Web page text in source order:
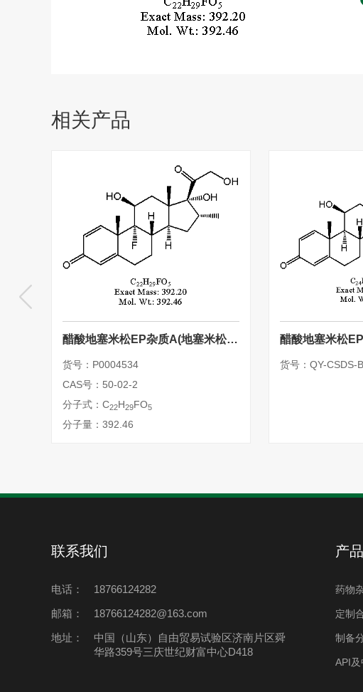
相关产品
醋酸地塞米松EP杂质A(地塞米松对照品)
货号：P0004534
CAS号：50-02-2
分子式：C22H29FO5
分子量：392.46
醋酸地塞米松
货号：QY-CSDS-B
联系我们
电话：
18766124282
邮箱：
18766124282@163.com
地址：
中国（山东）自由贸易试验区济南片区舜
华路359号三庆世纪财富中心D418
产
药物
定制
制备
API